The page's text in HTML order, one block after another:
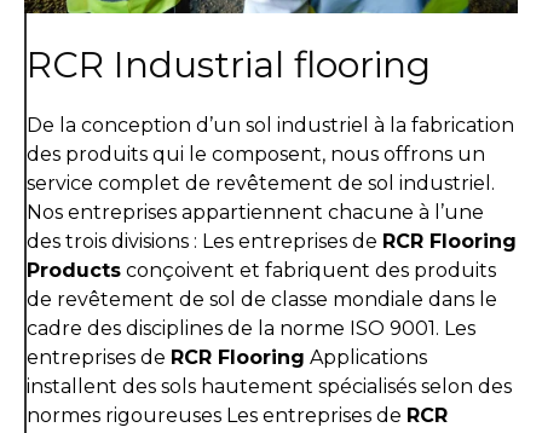
RCR Industrial flooring
De la conception d’un sol industriel à la fabrication
des produits qui le composent, nous offrons un
service complet de revêtement de sol industriel.
Nos entreprises appartiennent chacune à l’une
des trois divisions : Les entreprises de RCR Flooring
Products conçoivent et fabriquent des produits
de revêtement de sol de classe mondiale dans le
cadre des disciplines de la norme ISO 9001. Les
entreprises de RCR Flooring Applications
installent des sols hautement spécialisés selon des
normes rigoureuses Les entreprises de RCR